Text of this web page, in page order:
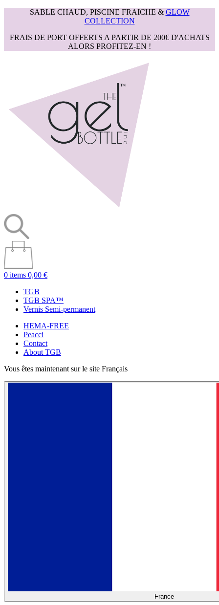
SABLE CHAUD, PISCINE FRAICHE & GLOW
COLLECTION
FRAIS DE PORT OFFERTS A PARTIR DE 200€ D'ACHATS
ALORS PROFITEZ-EN !
0 items 0,00 €
TGB
TGB SPA™
Vernis Semi-permanent
HEMA-FREE
Peacci
Contact
About TGB
Vous êtes maintenant sur le site Français
France